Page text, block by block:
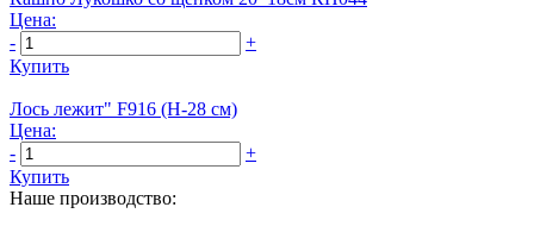
Цена:
-
+
Купить
Лось лежит" F916 (H-28 см)
Цена:
-
+
Купить
Наше производство: